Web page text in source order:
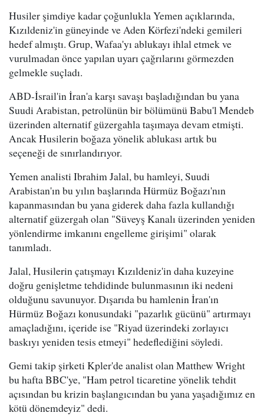
Husiler şimdiye kadar çoğunlukla Yemen açıklarında,
Kızıldeniz'in güneyinde ve Aden Körfezi'ndeki gemileri
hedef almıştı. Grup, Wafaa'yı ablukayı ihlal etmek ve
vurulmadan önce yapılan uyarı çağrılarını görmezden
gelmekle suçladı.
ABD-İsrail'in İran'a karşı savaşı başladığından bu yana
Suudi Arabistan, petrolünün bir bölümünü Babu'l Mendeb
üzerinden alternatif güzergahla taşımaya devam etmişti.
Ancak Husilerin boğaza yönelik ablukası artık bu
seçeneği de sınırlandırıyor.
Yemen analisti Ibrahim Jalal, bu hamleyi, Suudi
Arabistan'ın bu yılın başlarında Hürmüz Boğazı'nın
kapanmasından bu yana giderek daha fazla kullandığı
alternatif güzergah olan "Süveyş Kanalı üzerinden yeniden
yönlendirme imkanını engelleme girişimi" olarak
tanımladı.
Jalal, Husilerin çatışmayı Kızıldeniz'in daha kuzeyine
doğru genişletme tehdidinde bulunmasının iki nedeni
olduğunu savunuyor. Dışarıda bu hamlenin İran'ın
Hürmüz Boğazı konusundaki "pazarlık gücünü" artırmayı
amaçladığını, içeride ise "Riyad üzerindeki zorlayıcı
baskıyı yeniden tesis etmeyi" hedeflediğini söyledi.
Gemi takip şirketi Kpler'de analist olan Matthew Wright
bu hafta BBC'ye, "Ham petrol ticaretine yönelik tehdit
açısından bu krizin başlangıcından bu yana yaşadığımız en
kötü dönemdeyiz" dedi.